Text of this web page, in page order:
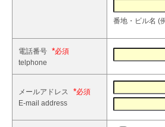
番地・ビル名 (
電話番号 *
telphone
メールアドレス *
E-mail address